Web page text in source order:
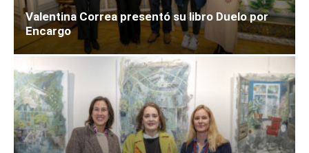
Valentina Correa presentó su libro Duelo por
Encargo